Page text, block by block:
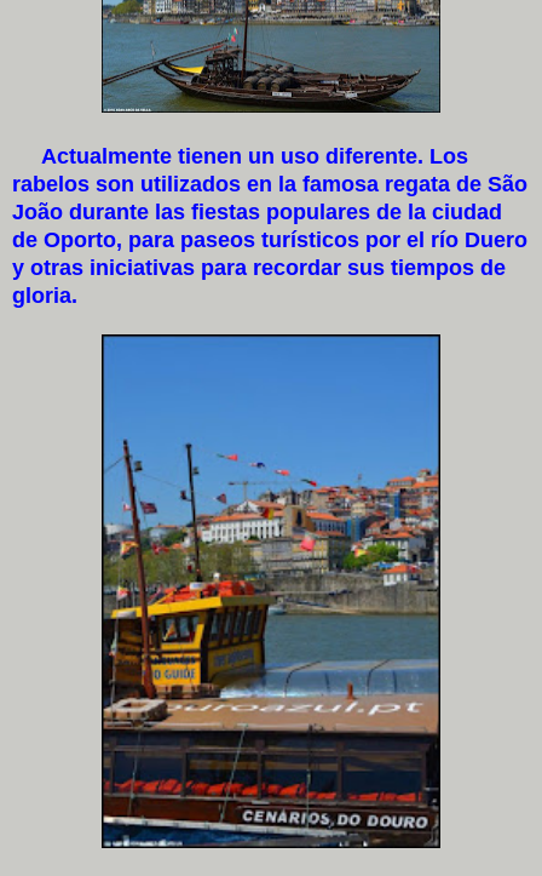
Actualmente tienen un uso diferente. Los
rabelos son utilizados en la famosa regata de São
João durante las fiestas populares de la ciudad
de Oporto, para paseos turísticos por el río Duero
y otras iniciativas para recordar sus tiempos de
gloria.